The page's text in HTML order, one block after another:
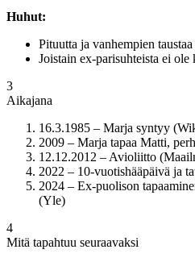
Huhut:
Pituutta ja vanhempien
Joistain ex-parisuhteista ei
3
Aikajana
16.3.1985 – Marja syntyy
2009 – Marja tapaa Matti,
12.12.2012 – Avioliitto
2022 – 10-vuotishääpäivä ja
2024 – Ex-puolison
(Yle)
4
Mitä tapahtuu seuraavaksi